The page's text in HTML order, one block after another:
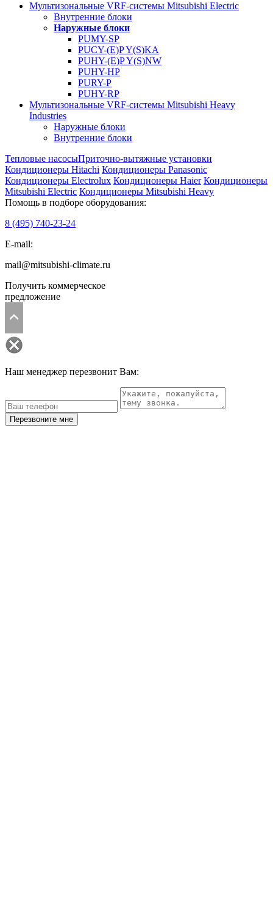
Мультизональные VRF-системы Mitsubishi Electric
Внутренние блоки
Наружные блоки
PUMY-SP
PUCY-(E)P Y(S)KA
PUHY-(E)P Y(S)NW
PUHY-HP
PURY-P
PUHY-RP
Мультизональные VRF-системы Mitsubishi Heavy
Industries
Наружные блоки
Внутренние блоки
Тепловые насосыПриточно-вытяжные установки
Кондиционеры Hitachi Кондиционеры Panasonic
Кондиционеры Electrolux Кондиционеры Haier Кондиционеры
Mitsubishi Electric Кондиционеры Mitsubishi Heavy
Помощь в подборе оборудования:
8 (495) 740-23-24
E-mail:
mail@mitsubishi-climate.ru
Получить коммерческое
предложение
Наш менеджер перезвонит Вам:
Перезвоните мне